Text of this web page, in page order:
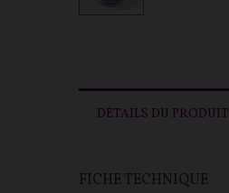
DÉTAILS DU PRODUIT
FICHE TECHNIQUE